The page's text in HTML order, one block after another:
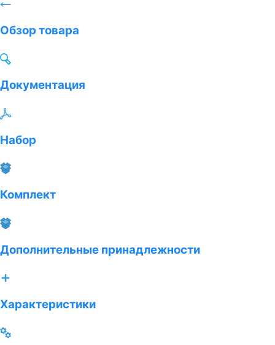
Обзор товара
Документация
Набор
Комплект
Дополнительные принадлежности
Характеристики